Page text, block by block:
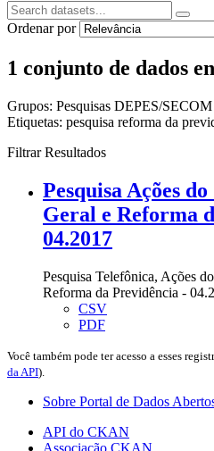
Ordenar por
1 conjunto de dados
Grupos: Pesquisas DEPES/
Etiquetas: pesquisa reforma da
Filtrar Resultados
Pesquisa Ações
Geral e Reforma
04.2017
Pesquisa Telefônica, Ações
Reforma da Previdência -
CSV
PDF
Você também pode ter acesso a esses
da API).
Sobre Portal de Dados
API do CKAN
Associação CKAN